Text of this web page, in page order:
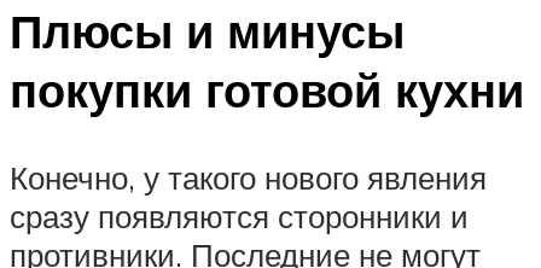
Плюсы и минусы
покупки готовой кухни
Конечно, у такого нового явления
сразу появляются сторонники и
противники. Последние не могут